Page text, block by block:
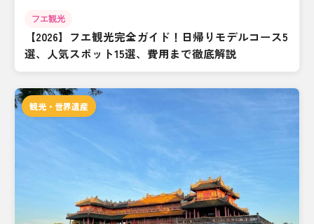
フエ観光
【2026】フエ観光完全ガイド！日帰りモデルコース5
選、人気スポット15選、費用まで徹底解説
観光・世界遺産